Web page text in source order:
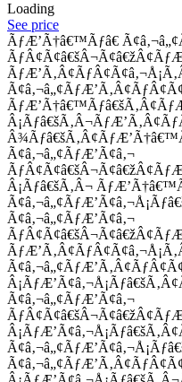
Loading
See price
ÃƒÆ’Ã†â€™Ãƒâ€
Ã¢â‚¬â„¢ÃƒÆ’Ã¢â‚¬
Â¡Ãƒâ€šÃ‚Â¬
Ã¢â‚¬â„¢ÃƒÆ’Ã¢â‚¬
Ã¢â‚¬â„¢ÃƒÆ’Ã¢â‚¬